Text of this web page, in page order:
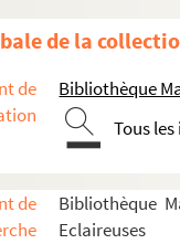
de la
de
Bibliothèque
Tous
de
Bibliothèque
Eclaireuses
Fonds Fernande
Fonds Colette Crovisier
MRF 2. Fonds Nicole
Mauroux Fonlupt
Charles Egermeier
MNV - 1. Photographies,